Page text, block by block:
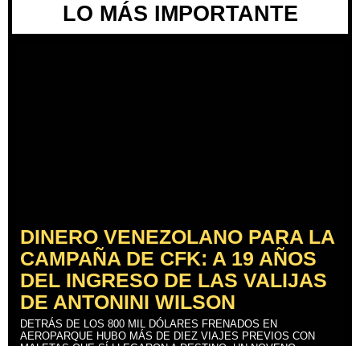
LO MÁS IMPORTANTE
DINERO VENEZOLANO PARA LA
CAMPAÑA DE CFK: A 19 AÑOS
DEL INGRESO DE LAS VALIJAS
DE ANTONINI WILSON
DETRÁS DE LOS 800 MIL DÓLARES FRENADOS EN
AEROPARQUE HUBO MÁS DE DIEZ VIAJES PREVIOS CON